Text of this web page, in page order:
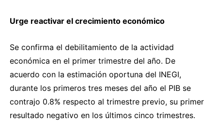
Urge reactivar el crecimiento económico
Se confirma el debilitamiento de la actividad
económica en el primer trimestre del año. De
acuerdo con la estimación oportuna del INEGI,
durante los primeros tres meses del año el PIB se
contrajo 0.8% respecto al trimestre previo, su primer
resultado negativo en los últimos cinco trimestres.